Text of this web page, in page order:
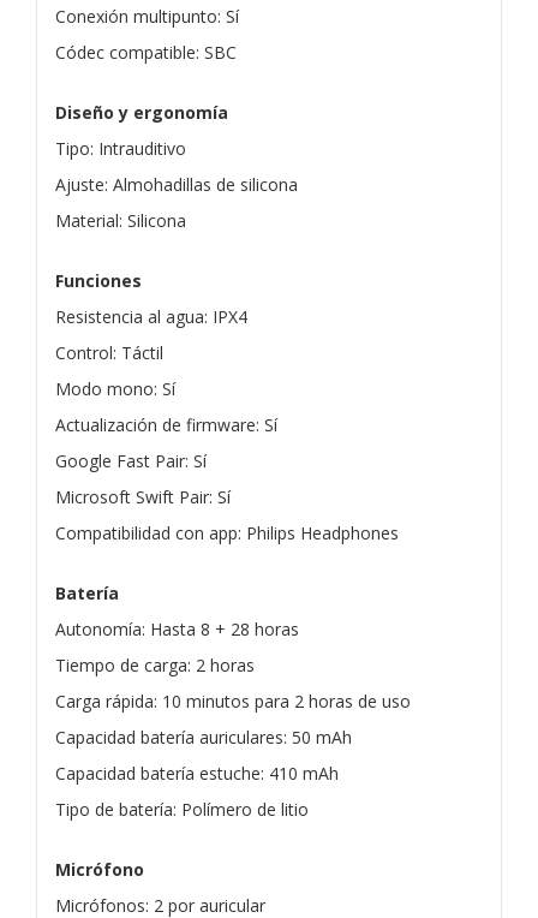
Conexión multipunto: Sí
Códec compatible: SBC
Diseño y ergonomía
Tipo: Intrauditivo
Ajuste: Almohadillas de silicona
Material: Silicona
Funciones
Resistencia al agua: IPX4
Control: Táctil
Modo mono: Sí
Actualización de firmware: Sí
Google Fast Pair: Sí
Microsoft Swift Pair: Sí
Compatibilidad con app: Philips Headphones
Batería
Autonomía: Hasta 8 + 28 horas
Tiempo de carga: 2 horas
Carga rápida: 10 minutos para 2 horas de uso
Capacidad batería auriculares: 50 mAh
Capacidad batería estuche: 410 mAh
Tipo de batería: Polímero de litio
Micrófono
Micrófonos: 2 por auricular